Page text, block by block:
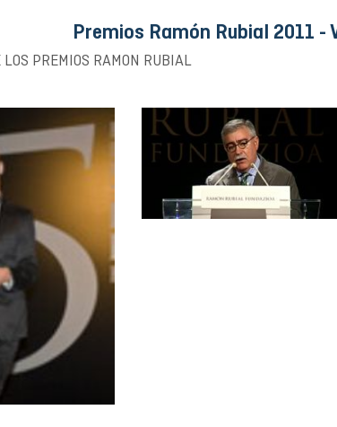
Premios Ramón Rubial 2011 -
LOS PREMIOS RAMON RUBIAL